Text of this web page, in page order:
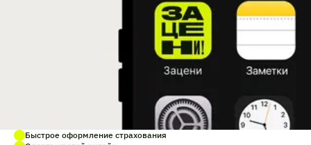
Быстрое оформление страхования